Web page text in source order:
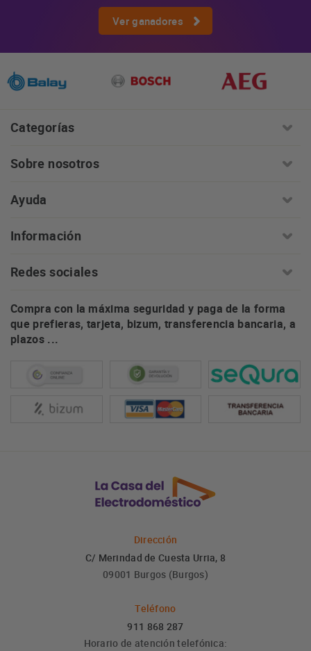
Ver ganadores
Categorías
Sobre nosotros
Ayuda
Información
Redes sociales
Compra con la máxima seguridad y paga de la forma
que prefieras, tarjeta, bizum, transferencia bancaria, a
plazos ...
Dirección
C/ Merindad de Cuesta Urria, 8
09001 Burgos (Burgos)
Teléfono
911 868 287
Horario de atención telefónica: